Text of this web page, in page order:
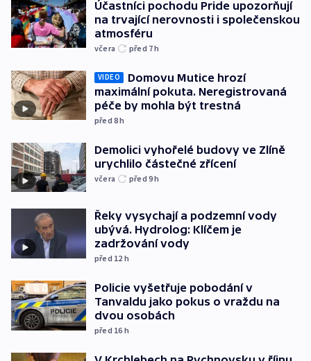
Účastníci pochodu Pride upozorňují
na trvající nerovnosti i společenskou
atmosféru
včera před 7h
VIDEO
Domovu Mutice hrozí
maximální pokuta. Neregistrovaná
péče by mohla být trestná
před 8h
Demolici vyhořelé budovy ve Zlíně
urychlilo částečné zřícení
včera před 9h
Řeky vysychají a podzemní vody
ubývá. Hydrolog: Klíčem je
zadržování vody
před 12 h
Policie vyšetřuje pobodání v
Tanvaldu jako pokus o vraždu na
dvou osobách
před 16 h